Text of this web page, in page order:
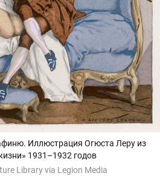
Иллюстрация Огюста Леру из
1931–1932 годов
Library via Legion Media